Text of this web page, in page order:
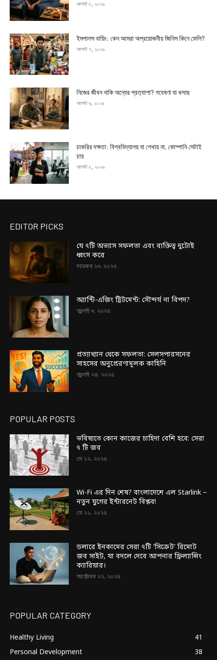
আগস্ট ৮, ২০২৬
ইমপালস বায়িং: কেন আমরা অপ্রয়োজনীয় জিনিস কিনে ফেলি?
আগস্ট ৭, ২০২৬
নিজের জীবন নাকি অন্যের প্রত্যাশা? গবেষণা যা বলছে
আগস্ট ৬, ২০২৬
চাকরির দক্ষতা: বিশ্ববিদ্যালয় যা শেখায় না, কোম্পানি সেটাই
চায়
আগস্ট ৫, ২০২৬
EDITOR PICKS
যে ৭টি অভ্যাস সফলতা এবং ব্যক্তিত্ব দুটোই
ধ্বংস করে
নভেম্বর ১৩, ২০২৫
অ্যান্টি-এজিং ট্রিটমেন্ট: সৌন্দর্য না বিপদ?
জুলাই ৩, ২০২৫
প্রত্যাখ্যান থেকে সফলতা: সেলসপারসনের
সাহসের অনুপ্রেরণামূলক কাহিনি
জুলাই ২৪, ২০২৫
POPULAR POSTS
ভবিষ্যতে কোন কাজের চাহিদা বেশি হবে: সেরা
৭ টি জব
মে ১২, ২০২৫
Wi-Fi এর দিন শেষ? বাংলাদেশে এল Starlink –
নতুন যুগের ইন্টারনেট বিপ্লব!
মে ২১, ২০২৫
ডলারে ইনকামের সেরা ৭টি ‘সিক্রেট’ রিমোট
জব সাইট, যা বদলে দেবে আপনার ফ্রিল্যান্সিং
ক্যারিয়ার।
অক্টোবর ২২, ২০২৫
POPULAR CATEGORY
Healthy Living
41
Personal Development
38